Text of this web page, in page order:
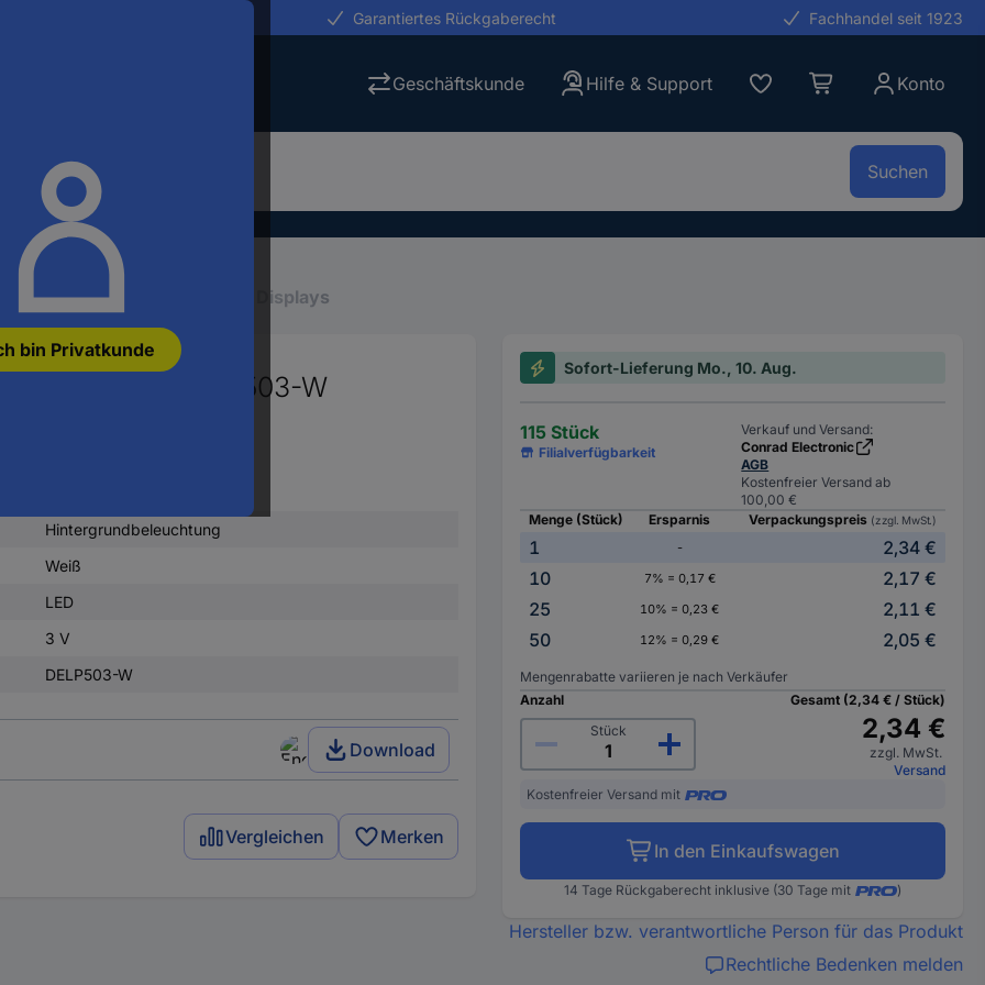
bin Privatkunde
Garantiertes Rückgaberecht Fachhandel seit 1923
Geschäftskunde Hilfe & Support Konto
Suchen
Displays Anzeigen, Displays
Weiß DELP503-W
Hintergrundbeleuchtung
Weiß
LED
3 V
DELP503-W
Download
Vergleichen Merken
Sofort-Lieferung Mo., 10. Aug.
115 Stück
Filialverfügbarkeit
Verkauf und Versand:
Conrad Electronic
AGB
Kostenfreier Versand ab
100,00 €
Menge (Stück)
Ersparnis Verpackungspreis (zzgl. MwSt.)
1 -
2,34 €
10
7% = 0,17 €
2,17 €
25
10% = 0,23 €
2,11 €
50
12% = 0,29 € 2,05 €
Mengenrabatte variieren je nach Verkäufer
Anzahl
Stück
Gesamt (2,34 € / Stück)
2,34 €
zzgl. MwSt.
Versand
Kostenfreier Versand mit
In den Einkaufswagen
14 Tage Rückgaberecht inklusive (30 Tage mit )
Hersteller bzw. verantwortliche Person für das Produkt
Rechtliche Bedenken melden